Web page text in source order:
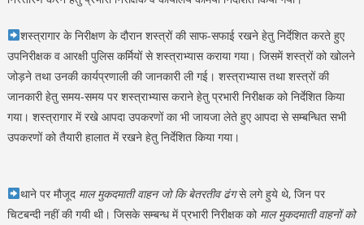
शस्त्रागार के निरीक्षण के दौरान शस्त्रों की साफ-सफाई रखने हेतु निर्देशित करते हुए
उपनिरीक्षक व आरक्षी पुलिस कर्मियों से शस्त्राभ्यास कराया गया। जिसमें शस्त्रों को खोलने
जोड़ने तथा उनकी कार्यप्रणाली की जानकारी ली गई। शस्त्राभ्यास तथा शस्त्रों की
जानकारी हेतु समय-समय पर शस्त्राभ्यास कराने हेतु प्रभारी निरीक्षक को निर्देशित किया
गया। शस्त्रागार में रखे आपदा उपकरणों का भी जायजा लेते हुए आपदा से सम्बन्धित सभी
उपकरणों को तैयारी हालात में रखने हेतु निर्देशित किया गया।
थाने पर मौजूद माल मुकदमाती वाहन जो कि बेतरतीव ढंगसे लगे हुये थे, जिन पर
चिटबन्दी नहीं की गयी थी। जिसके सम्बन्ध में प्रभारी निरीक्षक को माल मुकदमाती वाहनों को